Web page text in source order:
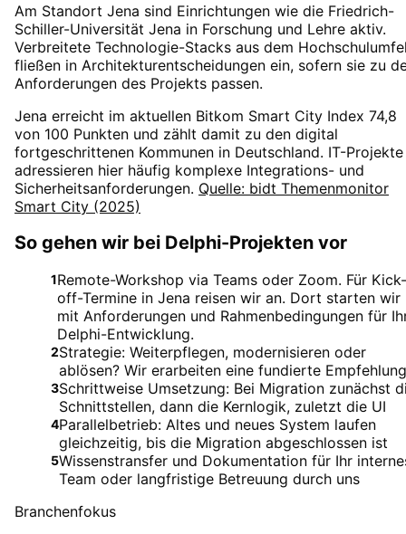
Am Standort Jena sind Einrichtungen wie die Friedrich-
Schiller-Universität Jena in Forschung und Lehre aktiv.
Verbreitete Technologie-Stacks aus dem
fließen in Architekturentscheidungen ein, sofern sie zu
Anforderungen des Projekts passen.
Jena erreicht im aktuellen Bitkom Smart City Index 74,8
von 100 Punkten und zählt damit zu den digital
fortgeschrittenen Kommunen in Deutschland. IT-Projekte
adressieren hier häufig komplexe Integrations- und
Sicherheitsanforderungen. Quelle: bidt Themenmonitor
Smart City (2025)
So gehen wir bei Delphi-Projekten vor
1Remote-Workshop via Teams oder Zoom. Für Kick-
off-Termine in Jena reisen wir an. Dort starten wir
mit Anforderungen und Rahmenbedingungen für
Delphi-Entwicklung.
2Strategie: Weiterpflegen, modernisieren oder
ablösen? Wir erarbeiten eine fundierte Empfehlung
3Schrittweise Umsetzung: Bei Migration zunächst
Schnittstellen, dann die Kernlogik, zuletzt die UI
4Parallelbetrieb: Altes und neues System laufen
gleichzeitig, bis die Migration abgeschlossen ist
5Wissenstransfer und Dokumentation für Ihr
Team oder langfristige Betreuung durch uns
Branchenfokus